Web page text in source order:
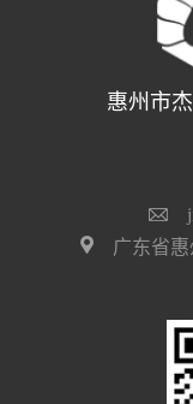
惠州市
广东省